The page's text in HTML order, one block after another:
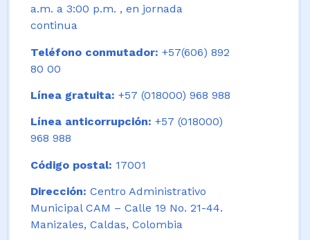
a.m. a 3:00 p.m. , en jornada
continua
Teléfono conmutador: +57(606) 892
80 00
Línea gratuita: +57 (018000) 968 988
Línea anticorrupción: +57 (018000)
968 988
Código postal: 17001
Dirección: Centro Administrativo
Municipal CAM – Calle 19 No. 21-44.
Manizales, Caldas, Colombia